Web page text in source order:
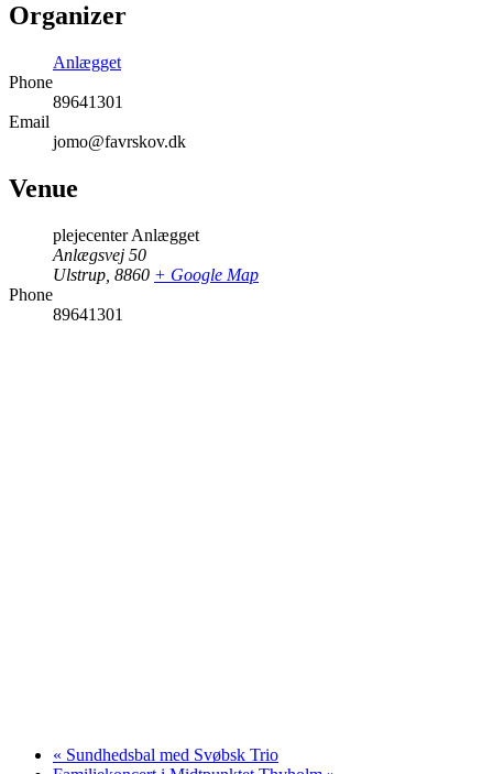
Organizer
Anlægget
Phone
89641301
Email
jomo@favrskov.dk
Venue
plejecenter Anlægget
Anlægsvej 50
Ulstrup 8860 + Google Map
Phone
89641301
« Sundhedsbal med Svøbsk Trio